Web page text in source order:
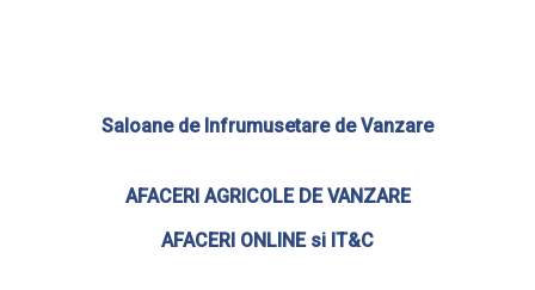
Saloane de Infrumusetare de Vanzare
AFACERI AGRICOLE DE VANZARE
AFACERI ONLINE si IT&C